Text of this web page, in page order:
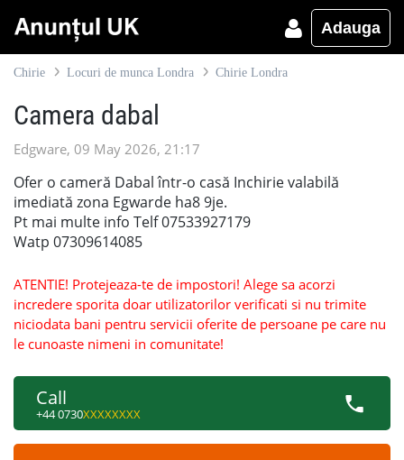
Adauga
Chirie Locuri de munca Londra Chirie Londra
Camera dabal
Edgware, 09 May 2026, 21:17
Ofer o cameră Dabal într-o casă Inchirie valabilă
imediată zona Egwarde ha8 9je.
Pt mai multe info Telf 07533927179
Watp 07309614085
ATENTIE! Protejeaza-te de impostori! Alege sa acorzi
incredere sporita doar utilizatorilor verificati si nu trimite
niciodata bani pentru servicii oferite de persoane pe care nu
le cunoaste nimeni in comunitate!
Call
+44 0730XXXXXXXX